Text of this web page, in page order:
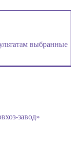
выбранные
завод»